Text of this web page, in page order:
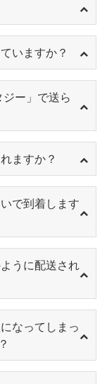
いますか？
ー」で送ら
ますか？
で到着します
うに配送され
なってしまっ